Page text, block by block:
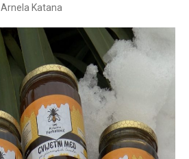
Arnela Katana